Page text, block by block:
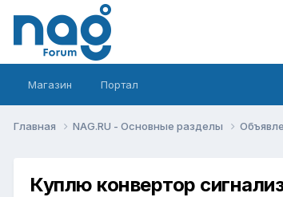
Магазин Портал
Главная NAG.RU - Основные разделы
Куплю конвертор